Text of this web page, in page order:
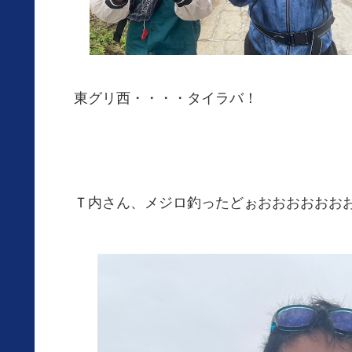
東グリ西・・・・タイラバ！
Ｔ内さん、メジロ釣ったどぉおおおおおお